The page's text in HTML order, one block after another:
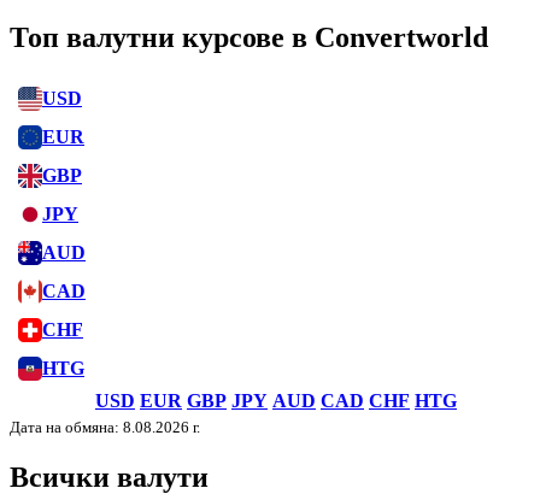
Топ валутни курсове в Convertworld
USD
EUR
GBP
JPY
AUD
CAD
CHF
HTG
USD EUR GBP JPY AUD CAD CHF HTG
Дата на обмяна: 8.08.2026 г.
Всички валути